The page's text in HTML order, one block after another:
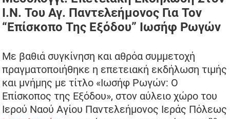
Ι.Ν. Του Αγ. Παντελεήμονος Για Τον
“Επίσκοπο Της Εξόδου” Ιωσήφ Ρωγών
Με βαθιά συγκίνηση και αθρόα συμμετοχή
πραγματοποιήθηκε η επετειακή εκδήλωση τιμής
και μνήμης με τίτλο «Ιωσήφ Ρωγών: Ο
Επίσκοπος της Εξόδου», στον αύλειο χώρο του
Ιερού Ναού Αγίου Παντελεήμονος Ιεράς Πόλεως